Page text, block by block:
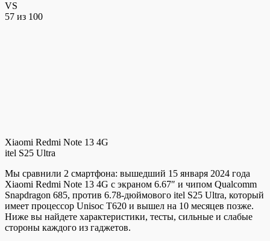
VS
57 из 100
Xiaomi Redmi Note 13 4G
itel S25 Ultra
Мы сравнили 2 смартфона: вышедший 15 января 2024 года
Xiaomi Redmi Note 13 4G с экраном 6.67″ и чипом Qualcomm
Snapdragon 685, против 6.78-дюймового itel S25 Ultra, который
имеет процессор Unisoc T620 и вышел на 10 месяцев позже.
Ниже вы найдете характеристики, тесты, сильные и слабые
стороны каждого из гаджетов.